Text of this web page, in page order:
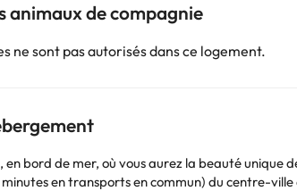
animaux de compagnie
ne sont pas autorisés dans ce logement.
en bord de mer, où vous aurez la beauté
minutes en transports en commun) du centre-